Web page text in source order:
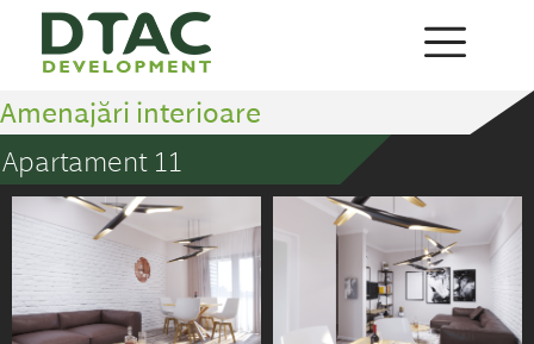
Amenajări interioare
Apartament 11